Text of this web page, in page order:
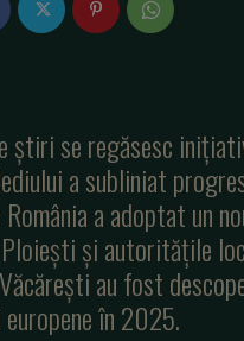
știri se regăsesc
a subliniat
a adoptat un
Ploiești și autoritățile
au fost
în 2025.